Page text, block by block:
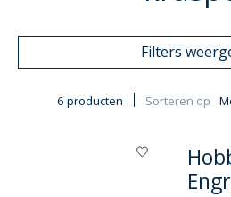
Filters
6 producten Sorteren op